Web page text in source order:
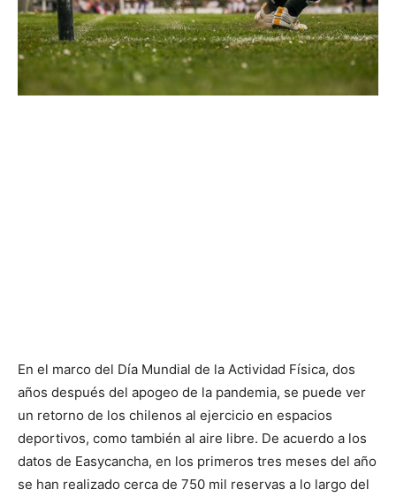
En el marco del Día Mundial de la Actividad Física, dos
años después del apogeo de la pandemia, se puede ver
un retorno de los chilenos al ejercicio en espacios
deportivos, como también al aire libre. De acuerdo a los
datos de Easycancha, en los primeros tres meses del año
se han realizado cerca de 750 mil reservas a lo largo del